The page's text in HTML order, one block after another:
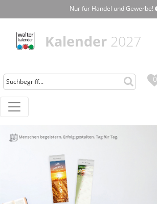
Nur für Handel und Gewerbe!
Kalender 2027
0